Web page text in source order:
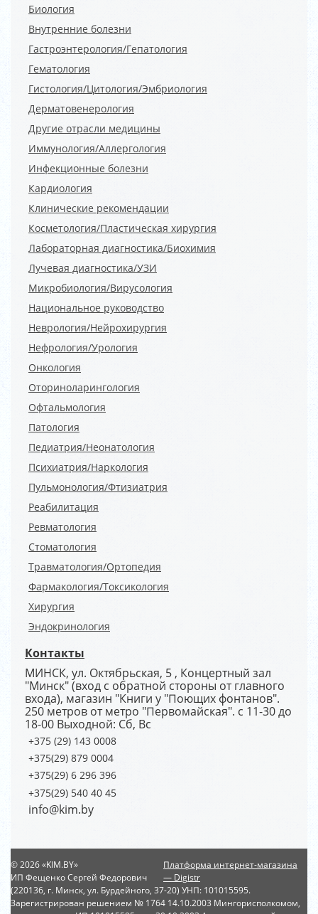
Биология
Внутренние болезни
Гастроэнтерология/Гепатология
Гематология
Гистология/Цитология/Эмбриология
Дерматовенерология
Другие отрасли медицины
Иммунология/Аллергология
Инфекционные болезни
Кардиология
Клинические рекомендации
Косметология/Пластическая хирургия
Лабораторная диагностика/Биохимия
Лучевая диагностика/УЗИ
Микробиология/Вирусология
Национальное руководство
Неврология/Нейрохирургия
Нефрология/Урология
Онкология
Оториноларингология
Офтальмология
Патология
Педиатрия/Неонатология
Психиатрия/Наркология
Пульмонология/Фтизиатрия
Реабилитация
Ревматология
Стоматология
Травматология/Ортопедия
Фармакология/Токсикология
Хирургия
Эндокринология
Контакты
МИНСК, ул. Октябрьская, 5 , Концертный зал
"Минск" (вход с обратной стороны от главного
входа), магазин "Книги у "Поющих фонтанов".
250 метров от метро "Первомайская". с 11-30 до
18-00 Выходной: Сб, Вс
+375 (29) 143 0008
+375(29) 879 0004
+375(29) 6 296 396
+375(29) 540 40 45
info@kim.by
Платформа интернет-магазина
— Digistr
© 2026 «KIM.BY»
ИП Фещенко Сергей Федорович
(220136, г. Минск, ул. Бурдейного, 37-20) УНП: 101015595.
Зарегистрирован решением № 1764 14.10.2003 Мингорисполкомом,